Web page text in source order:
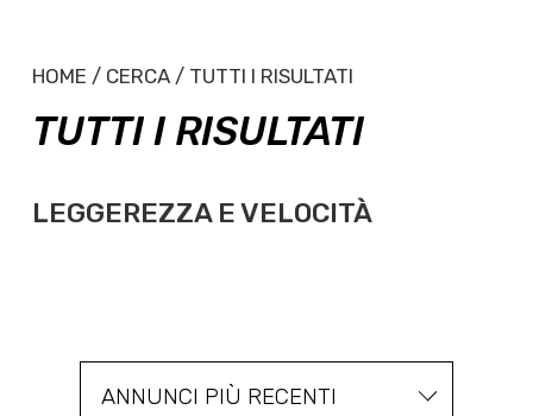
HOME / CERCA / TUTTI I RISULTATI
TUTTI I RISULTATI
LEGGEREZZA E VELOCITÀ
ANNUNCI PIÙ RECENTI